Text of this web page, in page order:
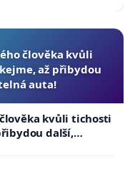
člověka kvůli
až přibydou
auta!
kvůli tichosti
další,